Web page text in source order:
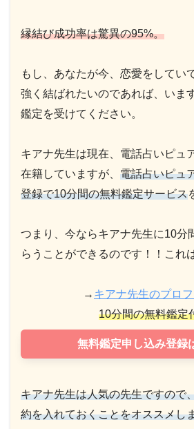
縁結び成功率は驚異の95%。
もし、あなたが今、恋愛をしてい
強く結ばれたいのであれば、いま
鑑定を受けてください。
キアナ先生は現在、電話占いピュ
在籍していますが、 電話占いピュ
登録で10分間の無料鑑定サービス
つまり、今ならキアナ先生に10分
らうことができるのです！！これ
→ キアナ先生のプロ
10分間の無料鑑定
無料鑑定申し込み登録
キアナ先生は人気の先生ですので
約を入れておくことをオススメし